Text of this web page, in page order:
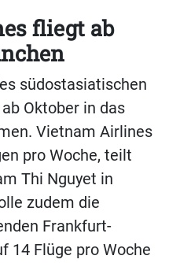
fliegt ab
südostasiatischen
Oktober in das
Vietnam Airlines
pro Woche, teilt
Thi Nguyet in
zudem die
Frankfurt-
14 Flüge pro Woche